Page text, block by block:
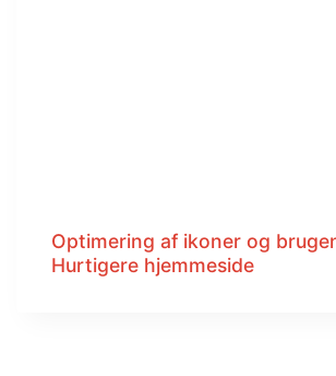
Optimering af ikoner og
Hurtigere hjemmeside